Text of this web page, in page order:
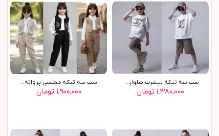
ست سه تيکه تيشرت شلوارک ...
۱,۳۸۰,۰۰۰ تومان
ست سه تيکه مجلسي پروانه(9620)
۱,۹۰۰,۰۰۰ تومان